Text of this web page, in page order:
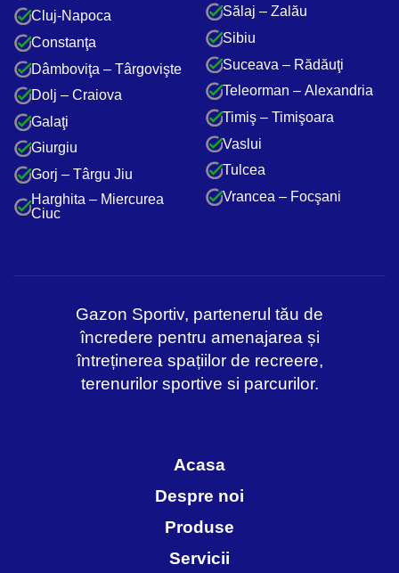
Cluj-Napoca
Constanţa
Dâmboviţa – Târgovişte
Dolj – Craiova
Galaţi
Giurgiu
Gorj – Târgu Jiu
Harghita – Miercurea
Ciuc
Sălaj – Zalău
Sibiu
Suceava – Rădăuţi
Teleorman – Alexandria
Timiş – Timişoara
Vaslui
Tulcea
Vrancea – Focşani
Gazon Sportiv, partenerul tău de
încredere pentru amenajarea și
întreținerea spațiilor de recreere,
terenurilor sportive si parcurilor.
Acasa
Despre noi
Produse
Servicii